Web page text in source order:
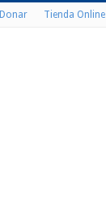
Donar Tienda Online